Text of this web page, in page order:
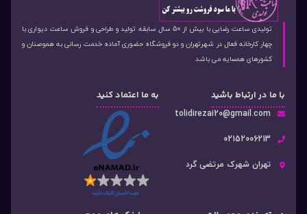
تولیدی ساعت رضایی با بیش از 50 سال سابقه تولید و طراحی و فروش ساعت دیواری با
چهار کارخانه فعال در شهرتهران و دو فروشگاه حضوری آماده خدمت رسانی به هموصنان و
کشورهای همسایه می باشد
با ما در ارتباط باشید
tolidirezai20@gmail.com
02152006213
تهران شهرک مرتضی گرد
به ما اعتماد کنید